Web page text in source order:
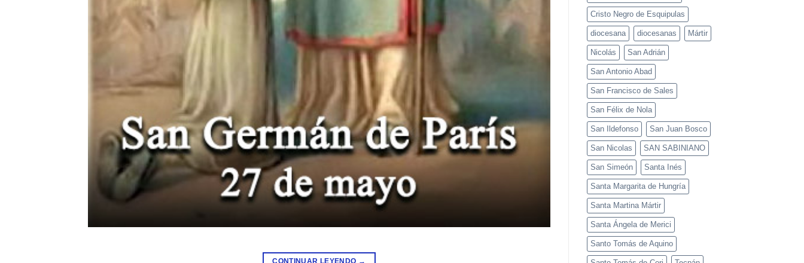
Cristo Negro de Esquipulas
diocesana diocesanas Mártir
Nicolás San Adrián
San Antonio Abad
San Francisco de Sales
San Félix de Nola
San Ildefonso San Juan Bosco
San Nicolas SAN SABINIANO
San Simeón Santa Inés
Santa Margarita de Hungría
Santa Martina Mártir
Santa Ángela de Merici
Santo Tomás de Aquino